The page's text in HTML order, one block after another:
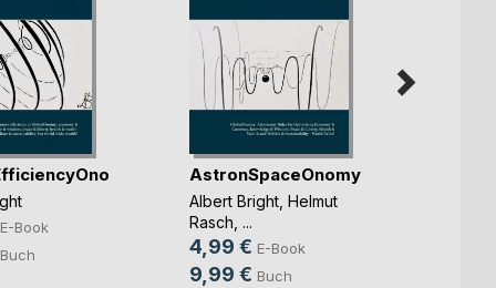
E-Book
Buch
AstronSpaceOnomy
Albert Bright, Helmut
Rasch , ...
4,99 € E-Book
9,99 € Buch